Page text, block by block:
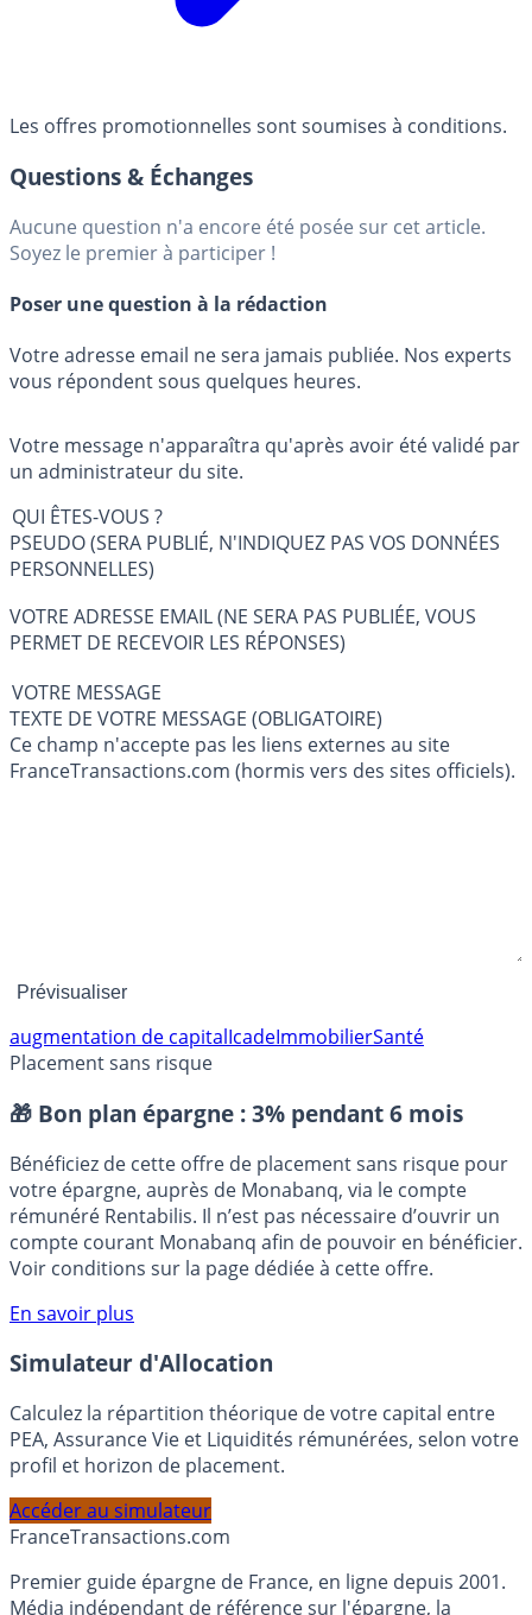
Les offres promotionnelles sont soumises à conditions.
Questions & Échanges
Aucune question n'a encore été posée sur cet article.
Soyez le premier à participer !
Poser une question à la rédaction
Votre adresse email ne sera jamais publiée. Nos experts
vous répondent sous quelques heures.
Votre message n'apparaîtra qu'après avoir été validé par
un administrateur du site.
QUI ÊTES-VOUS ?
PSEUDO (SERA PUBLIÉ, N'INDIQUEZ PAS VOS DONNÉES
PERSONNELLES)
VOTRE ADRESSE EMAIL (NE SERA PAS PUBLIÉE, VOUS
PERMET DE RECEVOIR LES RÉPONSES)
VOTRE MESSAGE
TEXTE DE VOTRE MESSAGE (OBLIGATOIRE)
Ce champ n'accepte pas les liens externes au site
FranceTransactions.com (hormis vers des sites officiels).
Placement sans risque
🎁 Bon plan épargne : 3% pendant 6 mois
Bénéficiez de cette offre de placement sans risque pour
votre épargne, auprès de Monabanq, via le compte
rémunéré Rentabilis. Il n’est pas nécessaire d’ouvrir un
compte courant Monabanq afin de pouvoir en bénéficier.
Voir conditions sur la page dédiée à cette offre.
En savoir plus
Simulateur d'Allocation
Calculez la répartition théorique de votre capital entre
profil et horizon de placement.
FranceTransactions.com